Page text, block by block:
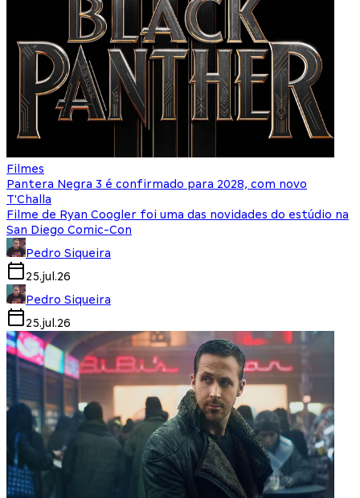
Filmes
Pantera Negra 3 é confirmado para 2028, com novo
T'Challa
Filme de Ryan Coogler foi uma das novidades do estúdio na
San Diego Comic-Con
Pedro Siqueira
25.jul.26
Pedro Siqueira
25.jul.26